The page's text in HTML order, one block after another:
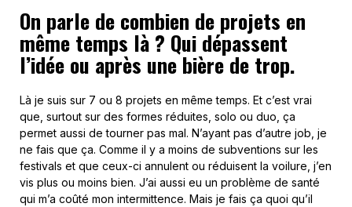
On parle de combien de projets en
même temps là ? Qui dépassent
l’idée ou après une bière de trop.
Là je suis sur 7 ou 8 projets en même temps. Et c’est vrai
que, surtout sur des formes réduites, solo ou duo, ça
permet aussi de tourner pas mal. N’ayant pas d’autre job, je
ne fais que ça. Comme il y a moins de subventions sur les
festivals et que ceux-ci annulent ou réduisent la voilure, j’en
vis plus ou moins bien. J’ai aussi eu un problème de santé
qui m’a coûté mon intermittence. Mais je fais ça quoi qu’il